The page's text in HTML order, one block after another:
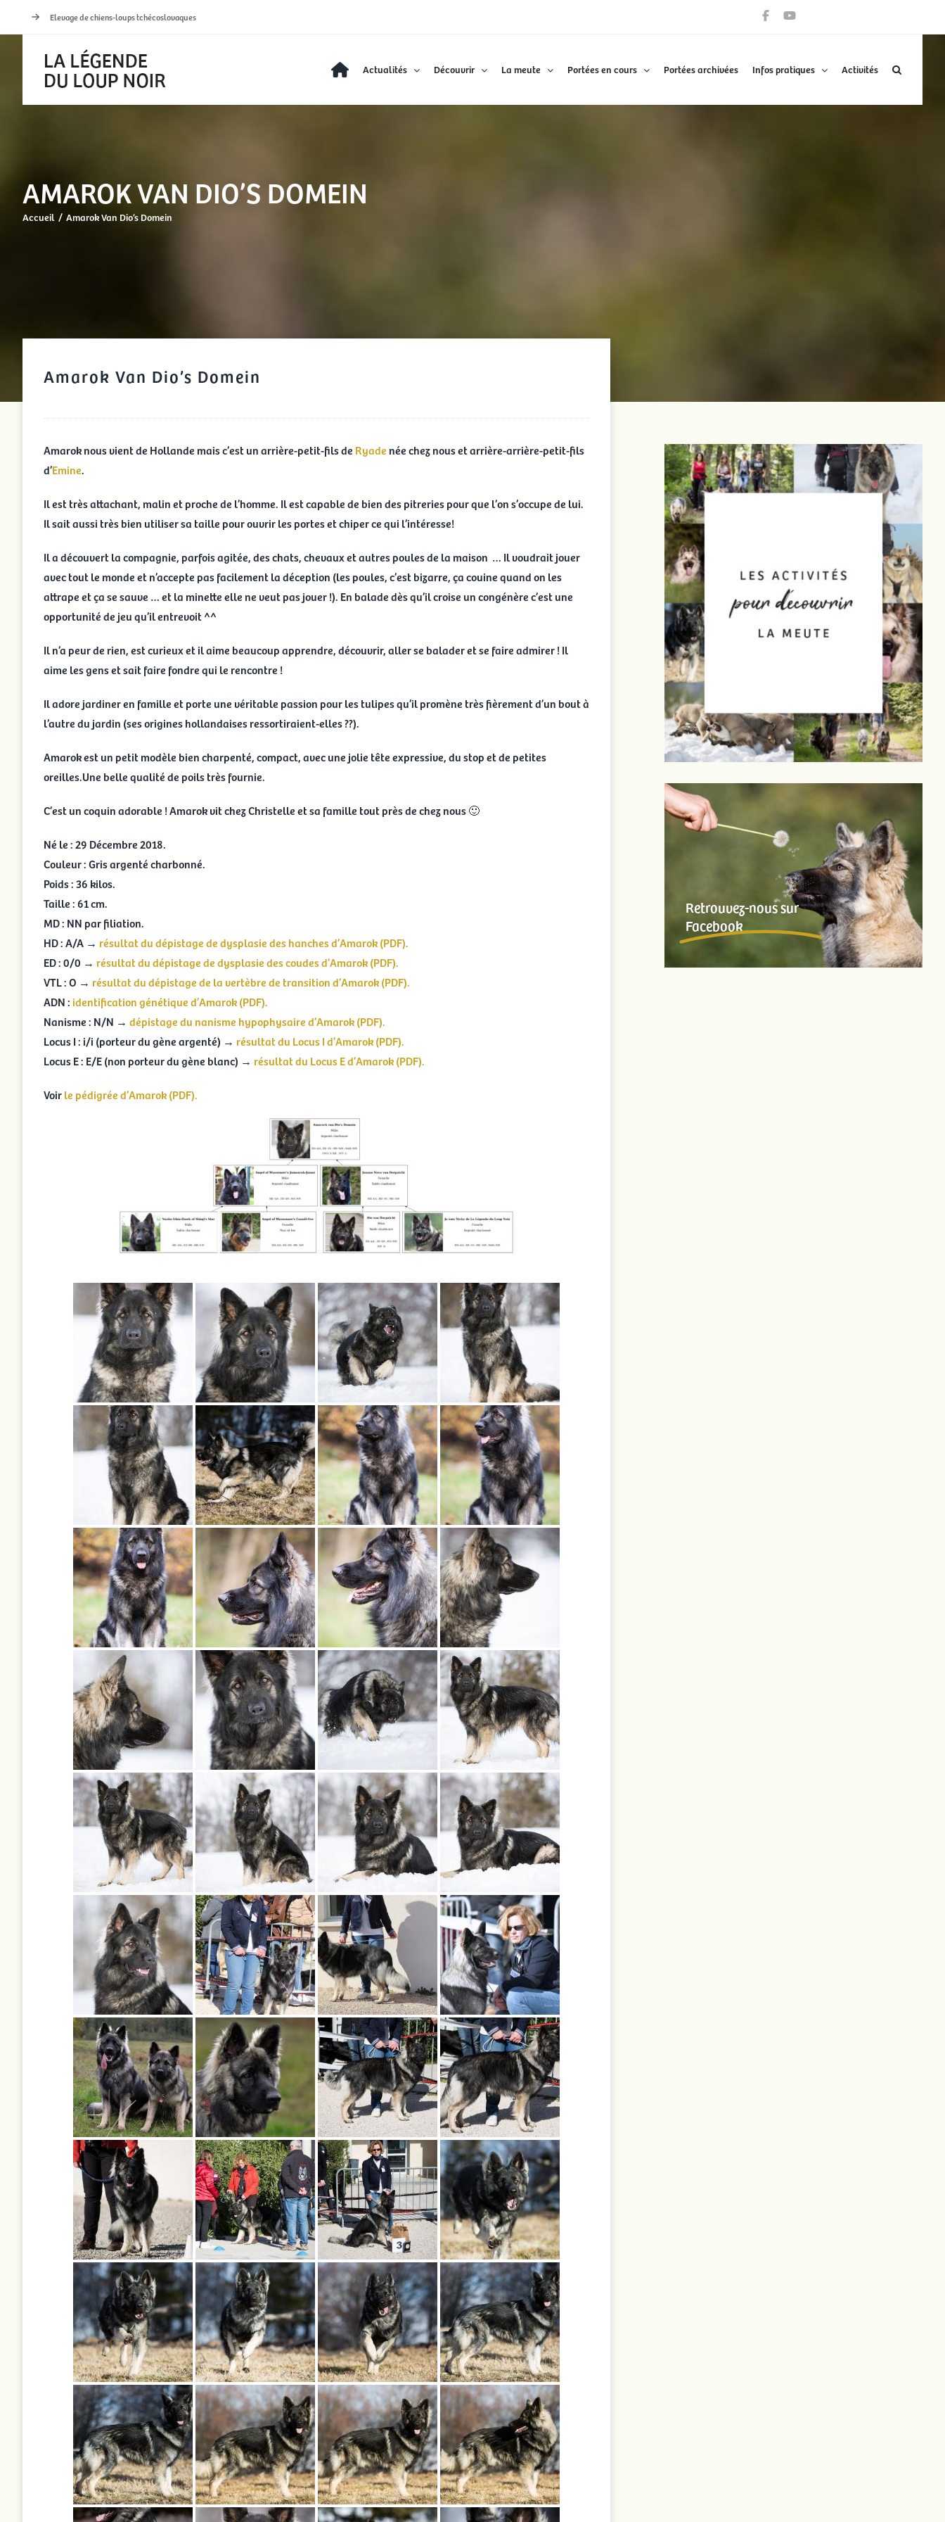
Elevage de chiens-loups tchécoslovaques
Actualités Découvrir La meute Portées en cours Portées archivées Infos pratiques Activités
AMAROK VAN DIO’S DOMEIN
Accueil Amarok Van Dio’s Domein
Amarok Van Dio’s Domein
Amarok nous vient de Hollande mais c’est un arrière-petit-fils de Ryade née chez nous et arrière-arrière-petit-fils
d’Emine.
Il est très attachant, malin et proche de l’homme. Il est capable de bien des pitreries pour que l’on s’occupe de lui.
Il sait aussi très bien utiliser sa taille pour ouvrir les portes et chiper ce qui l’intéresse!
Il a découvert la compagnie, parfois agitée, des chats, chevaux et autres poules de la maison … Il voudrait jouer
avec tout le monde et n’accepte pas facilement la déception (les poules, c’est bizarre, ça couine quand on les
attrape et ça se sauve … et la minette elle ne veut pas jouer !). En balade dès qu’il croise un congénère c’est une
opportunité de jeu qu’il entrevoit ^^
Il n’a peur de rien, est curieux et il aime beaucoup apprendre, découvrir, aller se balader et se faire admirer ! Il
aime les gens et sait faire fondre qui le rencontre !
Il adore jardiner en famille et porte une véritable passion pour les tulipes qu’il promène très fièrement d’un bout à
l’autre du jardin (ses origines hollandaises ressortiraient-elles ??).
Amarok est un petit modèle bien charpenté, compact, avec une jolie tête expressive, du stop et de petites
oreilles.Une belle qualité de poils très fournie.
C’est un coquin adorable ! Amarok vit chez Christelle et sa famille tout près de chez nous 🙂
Né le : 29 Décembre 2018.
Couleur : Gris argenté charbonné.
Poids : 36 kilos.
Taille : 61 cm.
MD : NN par filiation.
HD : A/A → résultat du dépistage de dysplasie des hanches d’Amarok (PDF).
ED : 0/0 → résultat du dépistage de dysplasie des coudes d’Amarok (PDF).
VTL : O → résultat du dépistage de la vertèbre de transition d’Amarok (PDF).
ADN : identification génétique d’Amarok (PDF).
Nanisme : N/N → dépistage du nanisme hypophysaire d’Amarok (PDF).
Locus I : i/i (porteur du gène argenté) → résultat du Locus I d’Amarok (PDF).
Locus E : E/E (non porteur du gène blanc) → résultat du Locus E d’Amarok (PDF).
Voirle pédigrée d’Amarok (PDF).
Retrouvez-nous sur
Facebook